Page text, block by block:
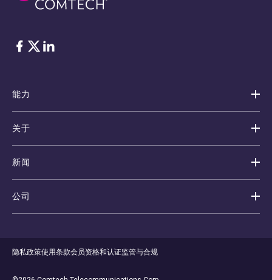
脸书 Twitter
ǞǞǞ
能力
关于
新闻
公司
隐私政策使用条款会员资格和认证监管与合规